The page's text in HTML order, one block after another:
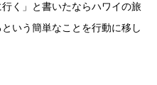
く」と書いたならハワイの旅
いう簡単なことを行動に移し